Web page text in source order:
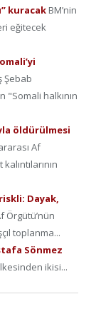
kuracak BM’nin
eğitecek
Şebab
halkının
öldürülmesi
Af
Dayak,
Örgütü’nün
toplanma...
Sönmez
ikisi...